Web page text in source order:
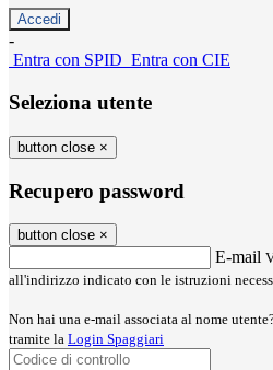
-
Entra con SPID Entra con CIE
Seleziona utente
button close ×
Recupero password
button close ×
E-mail
all'indirizzo indicato con le istruzioni
Non hai una e-mail associata al nome
tramite la Login Spaggiari